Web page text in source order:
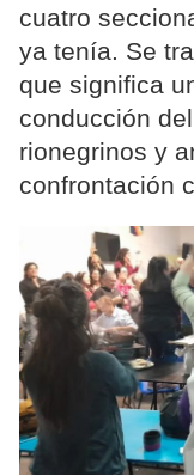
cuatro
ya tenía. Se
que significa
conducción
rionegrinos y
confrontación